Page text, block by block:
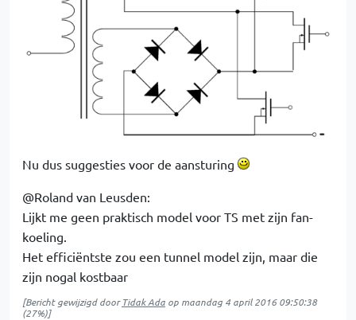
Nu dus suggesties voor de aansturing
@Roland van Leusden:
Lijkt me geen praktisch model voor TS met zijn fan-
koeling.
Het efficiëntste zou een tunnel model zijn, maar die
zijn nogal kostbaar
[Bericht gewijzigd doorTidak Ada op maandag 4 april 2016 09:50:38
(27%)]